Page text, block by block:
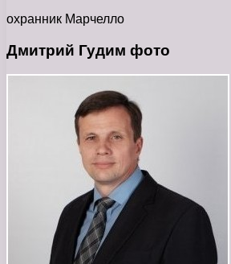
охранник Марчелло
Дмитрий Гудим фото